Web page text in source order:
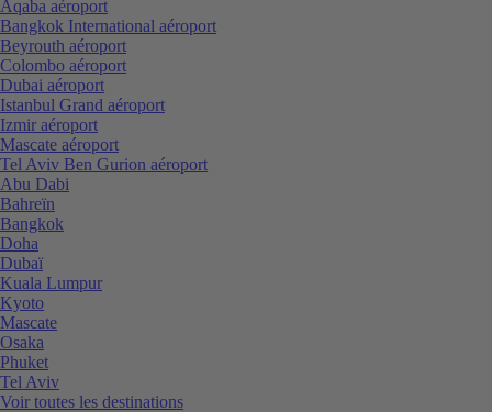
Aqaba aéroport
Bangkok International aéroport
Beyrouth aéroport
Colombo aéroport
Dubai aéroport
Istanbul Grand aéroport
Izmir aéroport
Mascate aéroport
Tel Aviv Ben Gurion aéroport
Abu Dabi
Bahreïn
Bangkok
Doha
Dubaï
Kuala Lumpur
Kyoto
Mascate
Osaka
Phuket
Tel Aviv
Voir toutes les destinations